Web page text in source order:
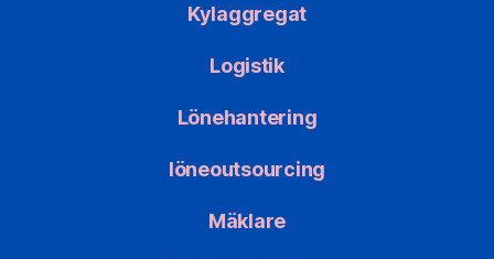
Kylaggregat
Logistik
Lönehantering
löneoutsourcing
Mäklare